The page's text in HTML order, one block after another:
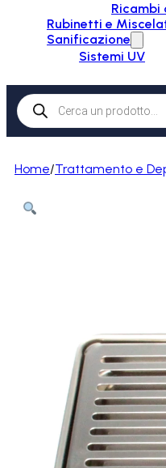
Ricambi
Rubinetti e
Sanificazione
Sistemi UV
Products
search
Home/Trattamento e